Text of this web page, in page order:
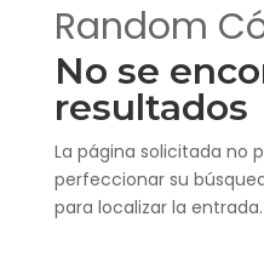
Random
No se
resultados
La página solicitada no
perfeccionar su
para localizar la entrada.